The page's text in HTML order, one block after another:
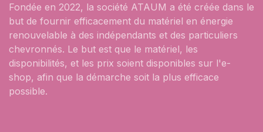
Fondée en 2022, la société ATAUM a été créée dans le
but de fournir efficacement du matériel en énergie
renouvelable à des indépendants et des particuliers
chevronnés. Le but est que le matériel, les
disponibilités, et les prix soient disponibles sur l'e-
shop, afin que la démarche soit la plus efficace
possible.